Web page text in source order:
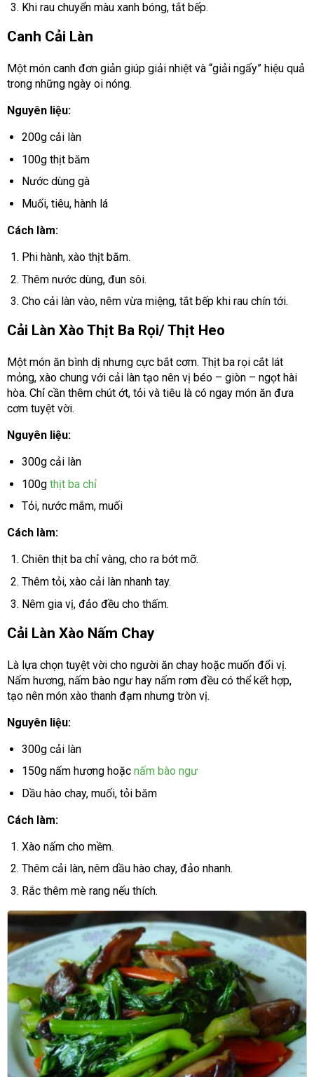
Khi rau chuyển màu xanh bóng, tắt bếp.
Canh Cải Làn
Một món canh đơn giản giúp giải nhiệt và “giải ngấy” hiệu quả
trong những ngày oi nóng.
Nguyên liệu:
200g cải làn
100g thịt băm
Nước dùng gà
Muối, tiêu, hành lá
Cách làm:
Phi hành, xào thịt băm.
Thêm nước dùng, đun sôi.
Cho cải làn vào, nêm vừa miệng, tắt bếp khi rau chín tới.
Cải Làn Xào Thịt Ba Rọi/ Thịt Heo
Một món ăn bình dị nhưng cực bắt cơm. Thịt ba rọi cắt lát
mỏng, xào chung với cải làn tạo nên vị béo – giòn – ngọt hài
hòa. Chỉ cần thêm chút ớt, tỏi và tiêu là có ngay món ăn đưa
cơm tuyệt vời.
Nguyên liệu:
300g cải làn
100g thịt ba chỉ
Tỏi, nước mắm, muối
Cách làm:
Chiên thịt ba chỉ vàng, cho ra bớt mỡ.
Thêm tỏi, xào cải làn nhanh tay.
Nêm gia vị, đảo đều cho thấm.
Cải Làn Xào Nấm Chay
Là lựa chọn tuyệt vời cho người ăn chay hoặc muốn đổi vị.
Nấm hương, nấm bào ngư hay nấm rơm đều có thể kết hợp,
tạo nên món xào thanh đạm nhưng tròn vị.
Nguyên liệu:
300g cải làn
150g nấm hương hoặcnấm bào ngư
Dầu hào chay, muối, tỏi băm
Cách làm:
Xào nấm cho mềm.
Thêm cải làn, nêm dầu hào chay, đảo nhanh.
Rắc thêm mè rang nếu thích.